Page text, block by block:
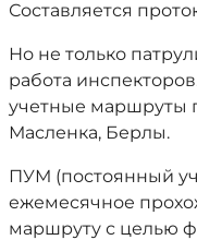
Составляется
Но не только
работа
учетные маршруты
Масленка, Берлы.
ПУМ (постоянный
ежемесячное
маршруту с целью